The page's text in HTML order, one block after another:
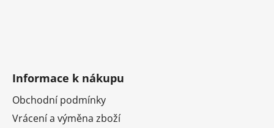
Informace k nákupu
Obchodní podmínky
Vrácení a výměna zboží